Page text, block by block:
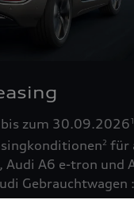
zum 30.09.20261
2 für
Audi A6 e-tron und
Gebrauchtwagen